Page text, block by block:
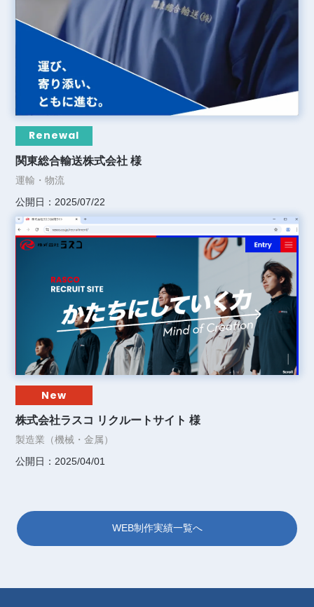
Renewal
関東総合輸送株式会社 様
運輸・物流
公開日：2025/07/22
New
株式会社ラスコ リクルートサイト 様
製造業（機械・金属）
公開日：2025/04/01
WEB制作実績一覧へ